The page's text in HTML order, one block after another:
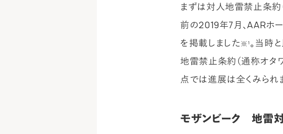
まずは対人地雷禁止条約
前の2019年7月、AARホ
を掲載しました※¹。当時
地雷禁止条約（通称オタ
点では進展は全くみられ
モザンビーク 地雷